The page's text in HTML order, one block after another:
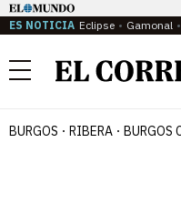
ES NOTICIA Eclipse Gamonal
Menú
BURGOS RIBERA BURGOS